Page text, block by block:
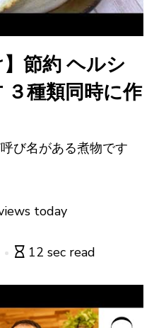
】節約 ヘルシ
３種類同時に作
び名がある煮物です
today
12 sec read